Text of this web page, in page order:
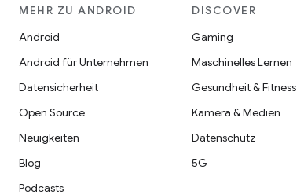
MEHR ZU ANDROID
Android
Android für Unternehmen
Datensicherheit
Open Source
Neuigkeiten
Blog
Podcasts
DISCOVER
Gaming
Maschinelles Lernen
Gesundheit & Fitness
Kamera & Medien
Datenschutz
5G